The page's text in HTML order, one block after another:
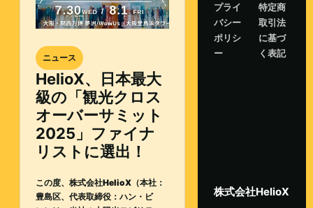
ニュース
HelioX、日本最大
級の「観光クロス
オーバーサミット
2025」ファイナ
リストに選出！
この度、株式会社HelioX（本社：
豊島区、代表取締役：ハン・ビ
プライ
バシー
ポリシ
ー
特定商
取引法
に基づ
く表記
株式会社HelioX